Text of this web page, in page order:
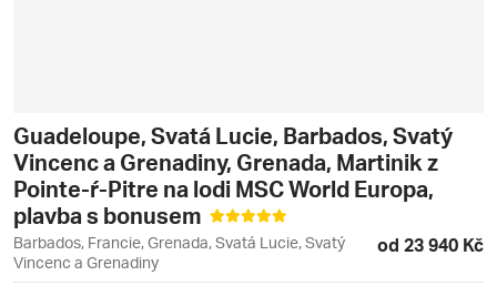
Guadeloupe, Svatá Lucie, Barbados, Svatý
Vincenc a Grenadiny, Grenada, Martinik z
Pointe-ŕ-Pitre na lodi MSC World Europa,
plavba s bonusem
Barbados, Francie, Grenada, Svatá Lucie, Svatý
Vincenc a Grenadiny
od 23 940 Kč